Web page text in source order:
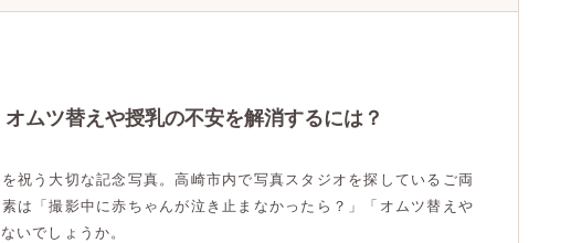
ムツ替えや授乳の不安を解消するには？
祝う大切な記念写真。高崎市内で写真スタジオを探しているご両
は「撮影中に赤ちゃんが泣き止まなかったら？」「オムツ替えや
いでしょうか。